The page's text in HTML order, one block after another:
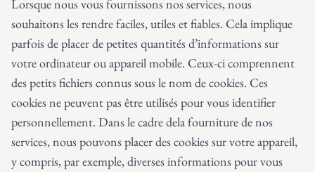
Lorsque nous vous fournissons nos services, nous
souhaitons les rendre faciles, utiles et fiables. Cela implique
parfois de placer de petites quantités d’informations sur
votre ordinateur ou appareil mobile. Ceux-ci comprennent
des petits fichiers connus sous le nom de cookies. Ces
cookies ne peuvent pas être utilisés pour vous identifier
personnellement. Dans le cadre dela fourniture de nos
services, nous pouvons placer des cookies sur votre appareil,
y compris, par exemple, diverses informations pour vous